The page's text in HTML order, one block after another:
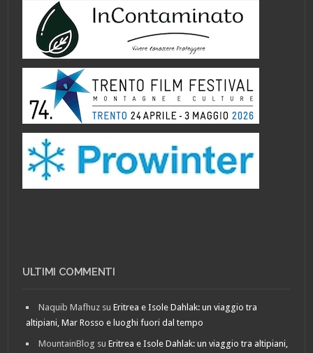
ULTIMI COMMENTI
Naquib Mafhuz suEritrea e Isole Dahlak: un viaggio tra
altipiani, Mar Rosso e luoghi fuori dal tempo
MountainBlog suEritrea e Isole Dahlak: un viaggio tra altipiani,